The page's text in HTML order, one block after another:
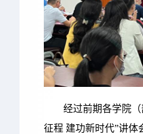
经过前期各学院
征程 建功新时代”讲